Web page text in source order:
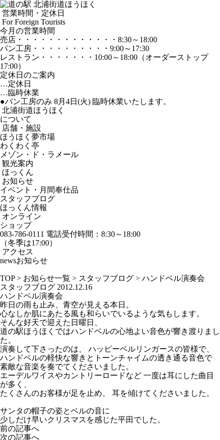
営業時間・定休日
For Foreign Tourists
今月の営業時間
売店 ・・・・・・・・・・・・・ 8:30～18:00
パン工房 ・・・・・・・・・・ 9:00～17:30
レストラン ・・・・・・・ 10:00～18:00 （オーダーストップ
17:00）
定休日のご案内
…定休日
…臨時休業
●パン工房のみ 8月4日(火) 臨時休業いたします。
北浦街道ほうほく
について
店舗・施設
ほうほく夢市場
わくわく亭
メゾン・ド・ラメール
観光案内
ほっくん
お知らせ
イベント・月間奉仕品
スタッフブログ
ほっくん情報
オンライン
ショップ
083-786-0111 電話受付時間：8:30～18:00
（冬季は17:00）
アクセス
newsお知らせ
TOP> お知らせ一覧 > スタッフブログ > ハンドベル演奏会
スタッフブログ 2012.12.16
ハンドベル演奏会
昨日の雨も止み、青空が見える本日。
心なしか肌にあたる風も和らいでいるような気もします。
そんな好天で迎えた日曜日、
道の駅ほうほくではハンドベルの心地よい音色が響き渡りまし
た。
演奏して下さったのは、 ハッピーベルリンガースの皆様で、
ハンドベルの軽快な響きとトーンチャイムの透き通る音色で
素敵な音楽を奏でてくださいました。
エーデルワイスやカントリーロードなど 一度は耳にした曲目
が多く、
たくさんのお客様が足を止め、 耳を傾けてくださいました。
サンタの帽子の姿とベルの音に
少しだけ早いクリスマスを感じた平田でした。
前の記事へ
次の記事へ